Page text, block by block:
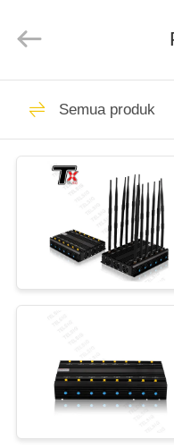
RUMAH
PRODUK
TENTANG
KAMI
TUR
KONTROL
KUALITAS
Rights
Modul
Sinyal
Modul
drone
Semua produk